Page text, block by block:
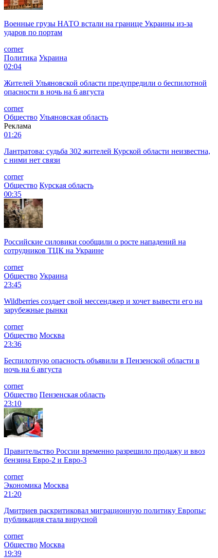
Военные грузы НАТО встали на границе Украины из-за
ударов по портам
corner
Политика Украина
02:04
Жителей Ульяновской области предупредили о беспилотной
опасности в ночь на 6 августа
corner
Общество Ульяновская область
Реклама
01:26
Лантратова: судьба 302 жителей Курской области неизвестна,
с ними нет связи
corner
Общество Курская область
00:35
Российские силовики сообщили о росте нападений на
сотрудников ТЦК на Украине
corner
Общество Украина
23:45
Wildberries создает свой мессенджер и хочет вывести его на
зарубежные рынки
corner
Общество Москва
23:36
Беспилотную опасность объявили в Пензенской области в
ночь на 6 августа
corner
Общество Пензенская область
23:10
Правительство России временно разрешило продажу и ввоз
бензина Евро-2 и Евро-3
corner
Экономика Москва
21:20
Дмитриев раскритиковал миграционную политику Европы:
публикация стала вирусной
corner
Общество Москва
19:39